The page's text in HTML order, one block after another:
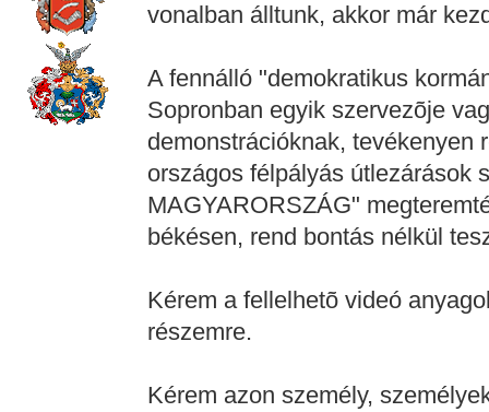
vonalban álltunk, akkor már
A fennálló "demokratikus
Sopronban egyik szervezõje
demonstrációknak, tevékenyen
országos félpályás útlezárások
MAGYARORSZÁG"
békésen, rend bontás nélkül
Kérem a fellelhetõ videó
részemre.
Kérem azon személy,